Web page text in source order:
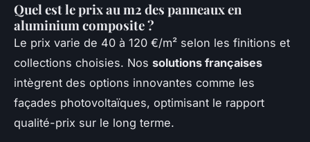
Quel est le prix au m2 des panneaux en
aluminium composite ?
Le prix varie de 40 à 120 €/m² selon les finitions et
collections choisies. Nos solutions françaises
intègrent des options innovantes comme les
façades photovoltaïques, optimisant le rapport
qualité-prix sur le long terme.